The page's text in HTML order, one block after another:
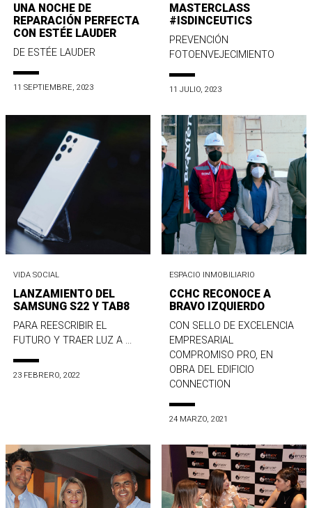
UNA NOCHE DE
REPARACIÓN PERFECTA
CON ESTÉE LAUDER
DE ESTÉE LAUDER
11 SEPTIEMBRE, 2023
MASTERCLASS
#ISDINCEUTICS
PREVENCIÓN
FOTOENVEJECIMIENTO
11 JULIO, 2023
VIDA SOCIAL
LANZAMIENTO DEL
SAMSUNG S22 Y TAB8
PARA REESCRIBIR EL
FUTURO Y TRAER LUZ A ...
23 FEBRERO, 2022
ESPACIO INMOBILIARIO
CCHC RECONOCE A
BRAVO IZQUIERDO
CON SELLO DE EXCELENCIA
EMPRESARIAL
COMPROMISO PRO, EN
OBRA DEL EDIFICIO
CONNECTION
24 MARZO, 2021